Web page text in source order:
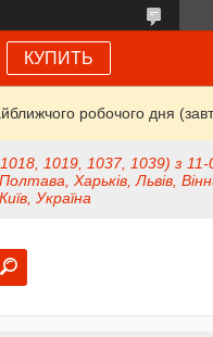
КУПИТЬ
робочого дня
1019, 1037, 1039) з
Харьків, Львів,
Україна